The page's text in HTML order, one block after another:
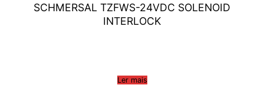
SCHMERSAL TZFWS-24VDC SOLENOID
INTERLOCK
Ler mais